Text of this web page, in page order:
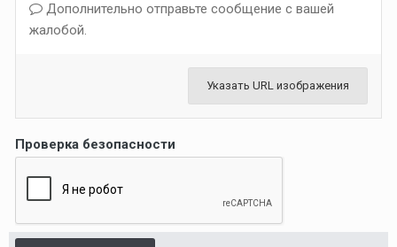
Дополнительно отправьте сообщение с вашей
жалобой.
Указать URL изображения
Проверка безопасности